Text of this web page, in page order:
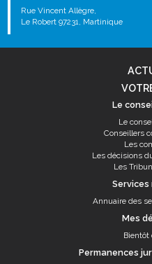
Rue Vincent Allègre,
Le Robert 97231, Martinique
Le
Le
Conseillers
Les
Les décisions
Les
Services
Annuaire des
Mes
Bientôt
Permanences